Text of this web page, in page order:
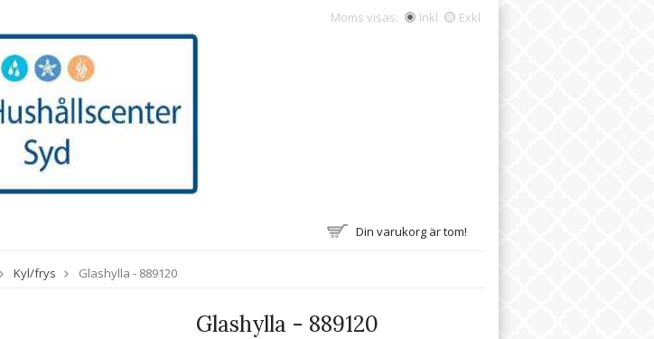
Moms visas: Inkl Exkl
Din varukorg är tom!
Kyl/frys Glashylla - 889120
Glashylla - 889120